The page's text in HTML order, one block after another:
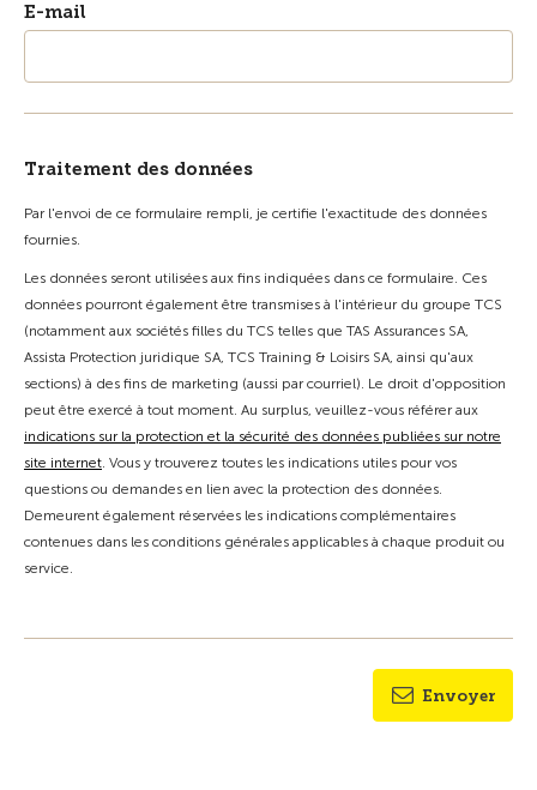
E-mail
Traitement des données
Par l'envoi de ce formulaire rempli, je certifie l'exactitude des données
fournies.
Les données seront utilisées aux fins indiquées dans ce formulaire. Ces
données pourront également être transmises à l'intérieur du groupe TCS
(notamment aux sociétés filles du TCS telles que TAS Assurances SA,
Assista Protection juridique SA, TCS Training & Loisirs SA, ainsi qu'aux
sections) à des fins de marketing (aussi par courriel). Le droit d'opposition
peut être exercé à tout moment. Au surplus, veuillez-vous référer aux
indications sur la protection et la sécurité des données publiées sur notre
site internet. Vous y trouverez toutes les indications utiles pour vos
questions ou demandes en lien avec la protection des données.
Demeurent également réservées les indications complémentaires
contenues dans les conditions générales applicables à chaque produit ou
service.
Envoyer